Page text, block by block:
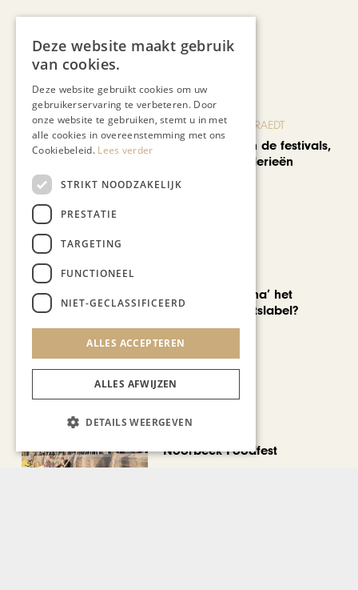
Recent nieuws
BLOG JO CORTENRAEDT
We verzuipen in de festivals,
feesten en braderieën
Is ‘Made in China’ het
nieuwe kwaliteitslabel?
CHAPEAU TV
Noorbeek Foodfest
Deze website maakt gebruik
van cookies.
Deze website gebruikt cookies om uw
gebruikerservaring te verbeteren. Door
onze website te gebruiken, stemt u in met
alle cookies in overeenstemming met ons
Cookiebeleid. Lees verder
STRIKT NOODZAKELIJK
PRESTATIE
TARGETING
FUNCTIONEEL
NIET-GECLASSIFICEERD
ALLES ACCEPTEREN
ALLES AFWIJZEN
DETAILS WEERGEVEN